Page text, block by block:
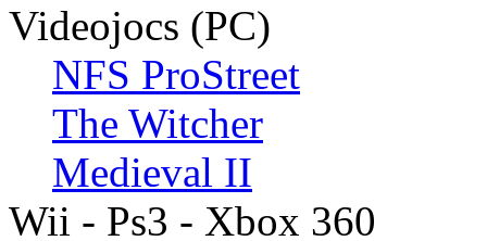
Videojocs (PC)
NFS ProStreet
The Witcher
Medieval II
Wii - Ps3 - Xbox 360